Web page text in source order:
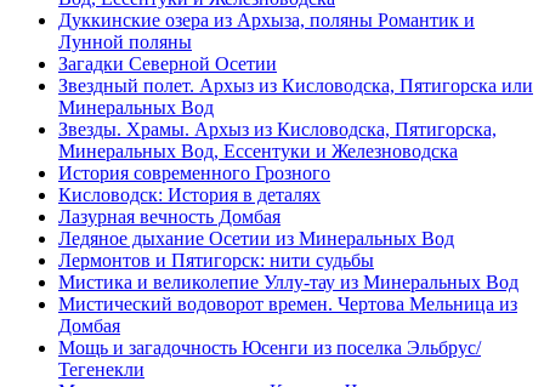
Дуккинские озера из Архыза, поляны Романтик и
Лунной поляны
Загадки Северной Осетии
Звездный полет. Архыз из Кисловодска, Пятигорска или
Минеральных Вод
Звезды. Храмы. Архыз из Кисловодска, Пятигорска,
Минеральных Вод, Ессентуки и Железноводска
История современного Грозного
Кисловодск: История в деталях
Лазурная вечность Домбая
Ледяное дыхание Осетии из Минеральных Вод
Лермонтов и Пятигорск: нити судьбы
Мистика и великолепие Уллу-тау из Минеральных Вод
Мистический водоворот времен. Чертова Мельница из
Домбая
Мощь и загадочность Юсенги из поселка Эльбрус/
Тегенекли